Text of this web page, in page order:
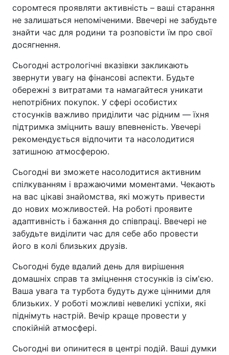
соромтеся проявляти активність – ваші старання
не залишаться непоміченими. Ввечері не забудьте
знайти час для родини та розповісти їм про свої
досягнення.
Сьогодні астрологічні вказівки закликають
звернути увагу на фінансові аспекти. Будьте
обережні з витратами та намагайтеся уникати
непотрібних покупок. У сфері особистих
стосунків важливо приділити час рідним — їхня
підтримка зміцнить вашу впевненість. Увечері
рекомендується відпочити та насолодитися
затишною атмосферою.
Сьогодні ви зможете насолодитися активним
спілкуванням і вражаючими моментами. Чекають
на вас цікаві знайомства, які можуть привести
до нових можливостей. На роботі проявите
адаптивність і бажання до співпраці. Ввечері не
забудьте виділити час для себе або провести
його в колі близьких друзів.
Сьогодні буде вдалий день для вирішення
домашніх справ та зміцнення стосунків із сім'єю.
Ваша увага та турбота будуть дуже цінними для
близьких. У роботі можливі невеликі успіхи, які
піднімуть настрій. Вечір краще провести у
спокійній атмосфері.
Сьогодні ви опинитеся в центрі подій. Ваші думки